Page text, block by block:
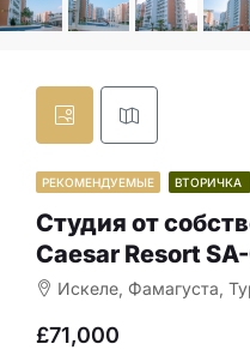
РЕКОМЕНДУЕМЫЕ ВТОРИЧКА
Студия от
Caesar Resort
Искеле, Фамагуста, Турецкая
£71,000